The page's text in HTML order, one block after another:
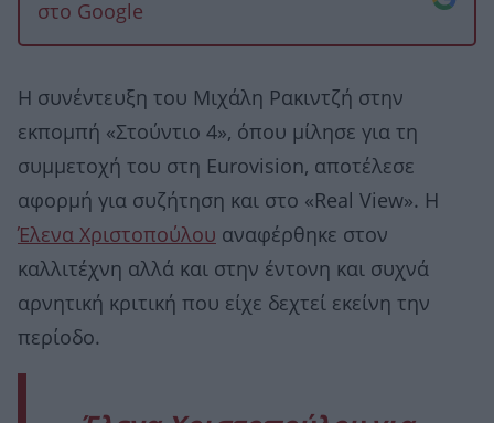
στο Google
Η συνέντευξη του Μιχάλη Ρακιντζή στην
εκπομπή «Στούντιο 4», όπου μίλησε για τη
συμμετοχή του στη Eurovision, αποτέλεσε
αφορμή για συζήτηση και στο «Real View». H
Έλενα Χριστοπούλου αναφέρθηκε στον
καλλιτέχνη αλλά και στην έντονη και συχνά
αρνητική κριτική που είχε δεχτεί εκείνη την
περίοδο.